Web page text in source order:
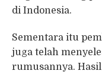
di Indonesia.
Sementara itu
juga telah
rumusannya.